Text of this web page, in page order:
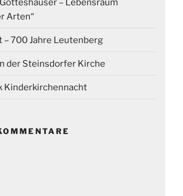
– Lebensraum
Arten“
– 700 Jahre Leutenberg
der Steinsdorfer Kirche
Kinderkirchennacht